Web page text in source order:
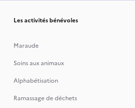
Les activités bénévoles
Maraude
Soins aux animaux
Alphabétisation
Ramassage de déchets